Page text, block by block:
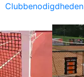
Clubbenodigdheden